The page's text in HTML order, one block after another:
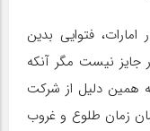
امارات، فتوایی بدین
جایز نیست مگر آنکه
همین دلیل از شرکت
زمان طلوع و غروب